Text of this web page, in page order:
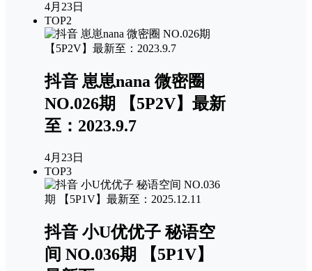
4月23日
TOP2
抖音 崽崽nana 微密圈
NO.026期 【5P2V】最新
至：2023.9.7
4月23日
TOP3
抖音 小U优优子 秘语空
间 NO.036期 【5P1V】